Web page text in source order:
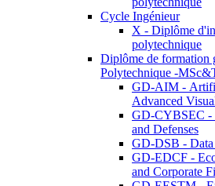
Cycle Ingénieur
X - Diplôme
polytechnique
Diplôme de formation
Polytechnique -
GD-AIM -
Advanced
GD-CYBSEC -
and Defenses
GD-DSB - Data
GD-EDCF -
and Corporate